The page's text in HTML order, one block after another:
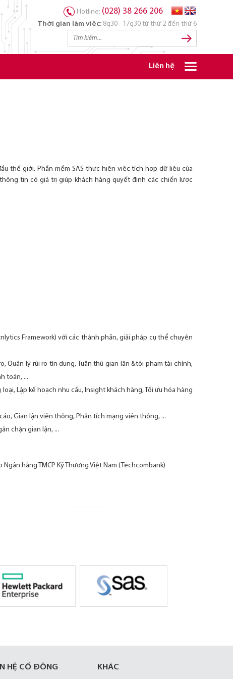
Hotline: (028) 38 266 206
Thời gian làm việc: 8g30 - 17g30 từ thứ 2 đến thứ 6
Liên hệ
thế giới. Phần mềm SAS thực hiện việc tích hợp dữ liệu của
tin có giá trị giúp khách hàng quyết định các chiến lược
Framework) với các thành phần, giải pháp cụ thể chuyên
Quản lý rủi ro tín dụng, Tuân thủ gian lận &tội phạm tài chính,
toán, ...
Lập kế hoạch nhu cầu, Insight khách hàng, Tối ưu hóa hàng
Gian lận viễn thông, Phân tích mạng viễn thông, ...
chặn gian lận, ...
hàng TMCP Kỹ Thương Việt Nam (Techcombank)
HỆ CỔ ĐÔNG KHÁC